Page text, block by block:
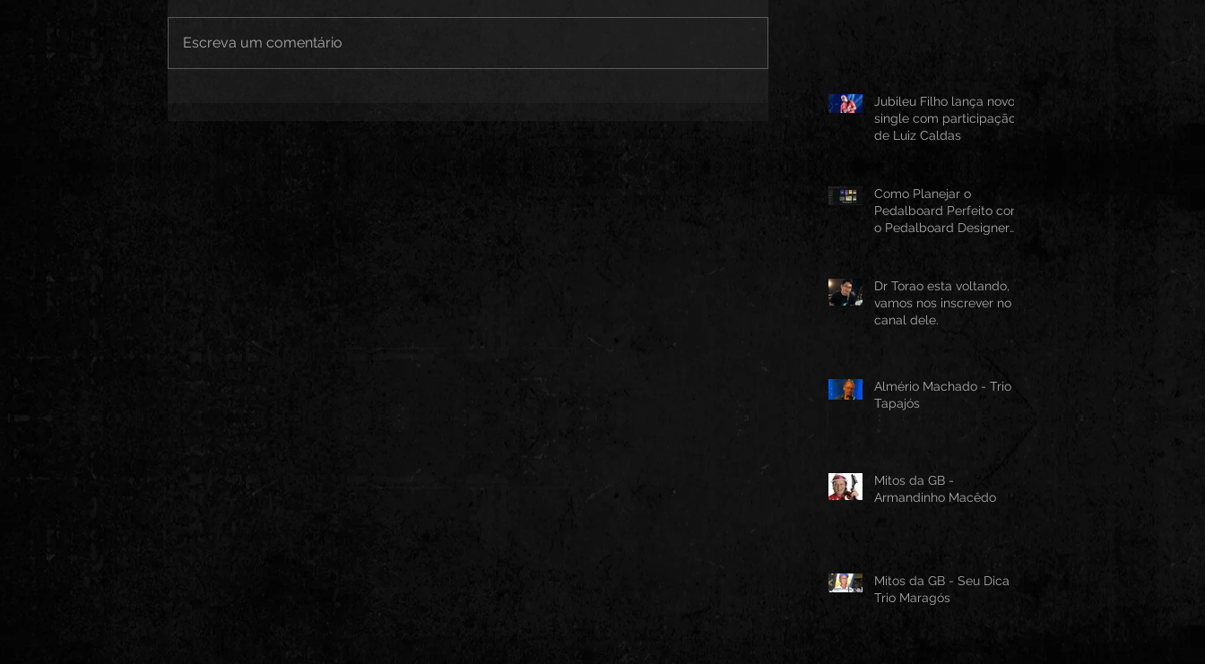
Escreva um comentário
Jubileu Filho lança novo
single com participação
de Luiz Caldas
Como Planejar o
Pedalboard Perfeito com
o Pedalboard Designer
Dr Torao esta voltando,
vamos nos inscrever no
canal dele.
Almério Machado - Trio
Tapajós
Mitos da GB -
Armandinho Macêdo
Mitos da GB - Seu Dica -
Trio Maragós